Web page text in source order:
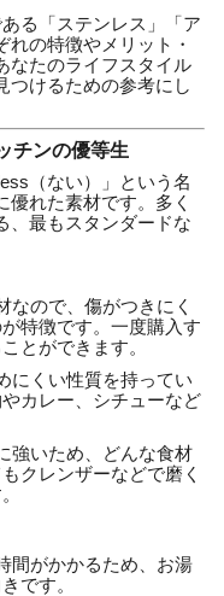
る「ステンレス」「ア
の特徴やメリット・
なたのライフスタイル
つけるための参考にし
チンの優等生
（ない）」という名
れた素材です。多く
、最もスタンダードな
なので、傷がつきにく
特徴です。一度購入す
とができます。
にくい性質を持ってい
カレー、シチューなど
強いため、どんな食材
クレンザーなどで磨く
間がかかるため、お湯
です。